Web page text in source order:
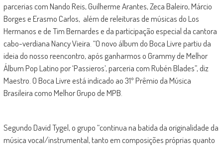
parcerias com Nando Reis, Guilherme Arantes, Zeca Baleiro, Márcio
Borges e Erasmo Carlos, além de releituras de músicas do Los
Hermanos e de Tim Bernardes e da participação especial da cantora
cabo-verdiana Nancy Vieira. “O novo álbum do Boca Livre partiu da
ideia do nosso reencontro, após ganharmos o Grammy de Melhor
Álbum Pop Latino por ‘Passieros’, parceria com Rubén Blades”, diz
Maestro. O Boca Livre está indicado ao 31º Prêmio da Música
Brasileira como Melhor Grupo de MPB.
Segundo David Tygel, o grupo “continua na batida da originalidade da
música vocal/instrumental, tanto em composições próprias quanto